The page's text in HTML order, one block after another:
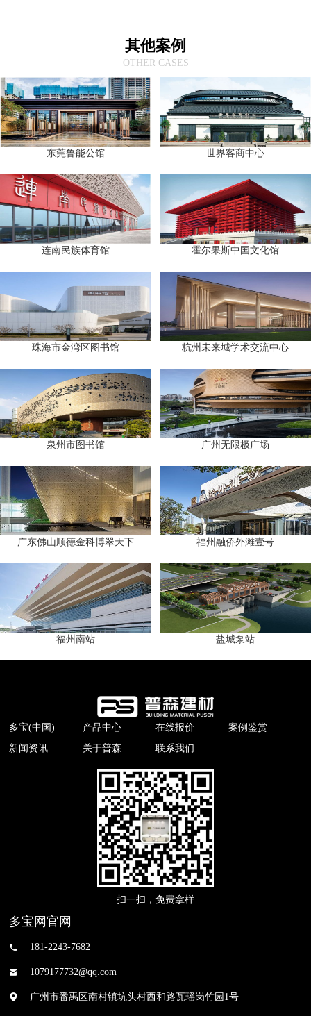
其他案例
OTHER CASES
东莞鲁能公馆 世界客商中心
连南民族体育馆 霍尔果斯中国文化馆
珠海市金湾区图书馆 杭州未来城学术交流中心
泉州市图书馆 广州无限极广场
广东佛山顺德金科博翠天下 福州融侨外滩壹号
福州南站 盐城泵站
多宝(中国) 产品中心 在线报价
案例鉴赏
新闻资讯
关于普森 联系我们
扫一扫，免费拿样
多宝网官网
181-2243-7682
1079177732@qq.com
广州市番禹区南村镇坑头村西和路瓦瑶岗竹园1号